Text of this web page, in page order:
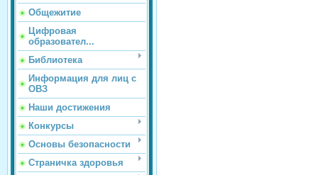
Общежитие
Цифровая
образовател...
Библиотека
Информация для лиц с
ОВЗ
Наши достижения
Конкурсы
Основы безопасности
Страничка здоровья